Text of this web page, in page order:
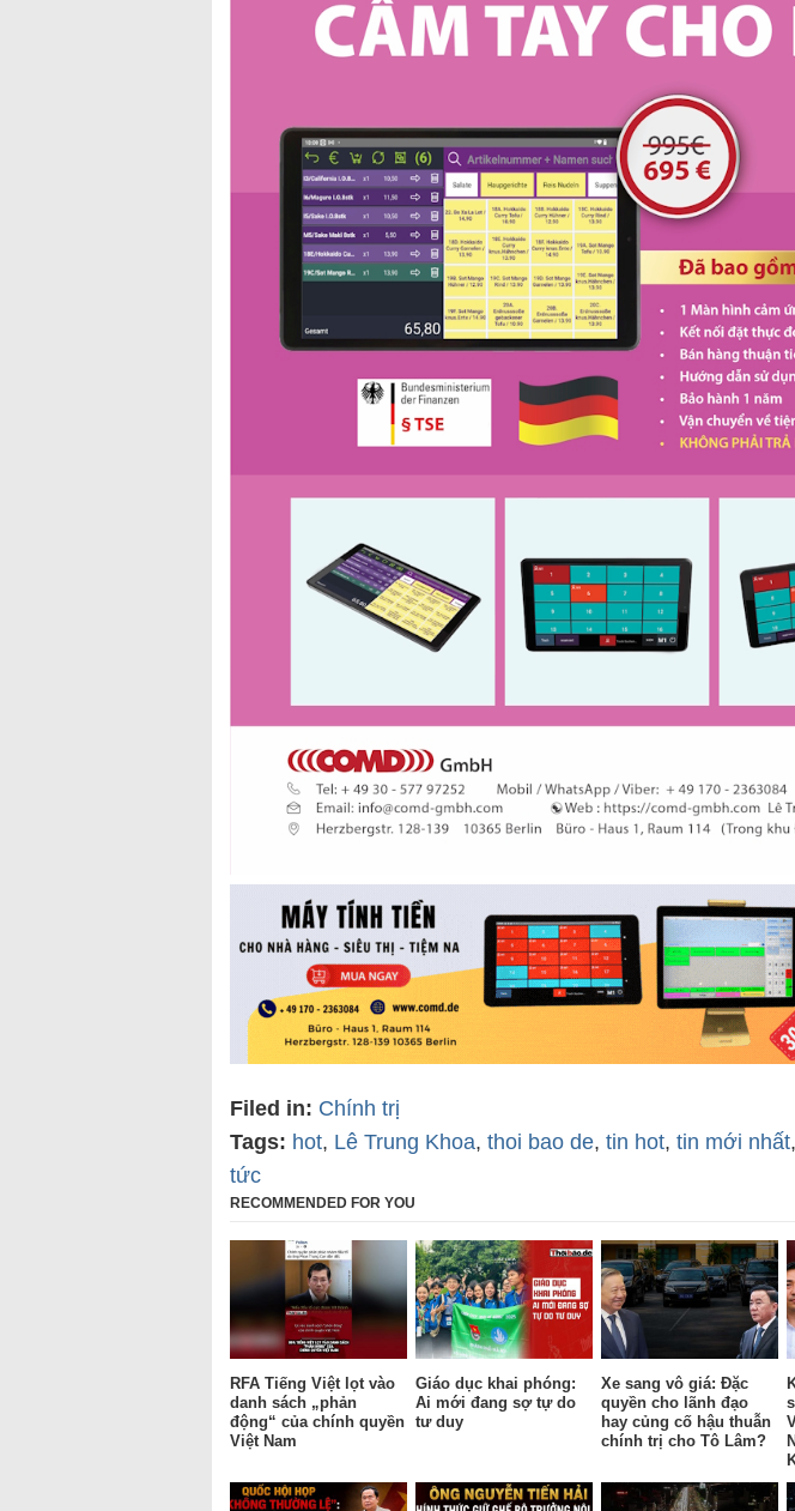
Filed in: Chính trị
Tags: hot, Lê Trung Khoa, thoi bao de, tin hot, tin mới nhất,
tức
RECOMMENDED FOR YOU
RFA Tiếng Việt lọt vào
danh sách „phản
động“ của chính quyền
Việt Nam
Giáo dục khai phóng:
Ai mới đang sợ tự do
tư duy
Xe sang vô giá: Đặc
quyền cho lãnh đạo
hay củng cố hậu thuẫn
chính trị cho Tô Lâm?